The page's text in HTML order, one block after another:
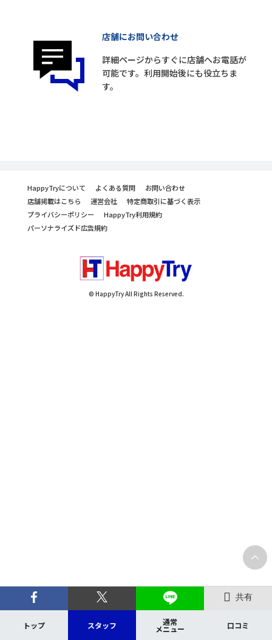
共有
トップ スタッフ 通常
メニュー 口コミ
店舗にお問い合わせ
詳細ページからすぐに店舗へお電話が
可能です。利用開始後にも役立ちま
す。
HappyTryについて よくある質問
お問い合わせ
店舗掲載はこちら
運営会社
特定商取引に基づく表示
プライバシーポリシー
HappyTry利用規約
パーソナライズド広告規約
© HappyTry All Rights Reserved.